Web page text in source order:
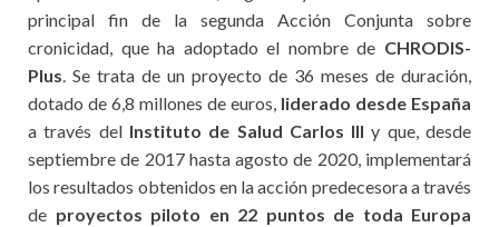
principal fin de la segunda Acción Conjunta sobre
cronicidad, que ha adoptado el nombre de CHRODIS-
Plus. Se trata de un proyecto de 36 meses de duración,
dotado de 6,8 millones de euros, liderado desde España
a través del Instituto de Salud Carlos III y que, desde
septiembre de 2017 hasta agosto de 2020, implementará
los resultados obtenidos en la acción predecesora a través
de proyectos piloto en 22 puntos de toda Europa